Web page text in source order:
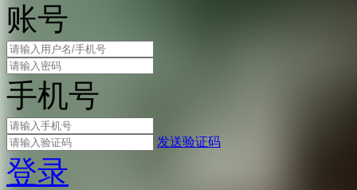
账号
手机号
发送验证码
登录